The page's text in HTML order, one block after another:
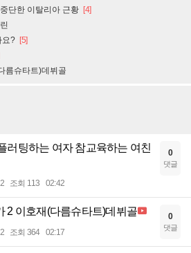
단한 이탈리아 근황 [4]
요? [5]
름슈타트)데뷔골
러팅하는 여자 참교육하는 여친
조회 113 02:42
0
댓글
2 이호재(다름슈타트)데뷔골
조회 364 02:17
0
댓글